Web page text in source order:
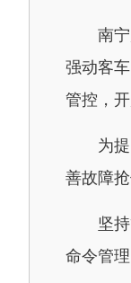
南宁局
强动客
管控，
为提升
善故障
坚持管
命令管